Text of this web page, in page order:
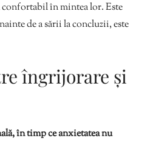
confortabil în mintea lor. Este
de a sării la concluzii, este
îngrijorare și
în timp ce anxietatea nu